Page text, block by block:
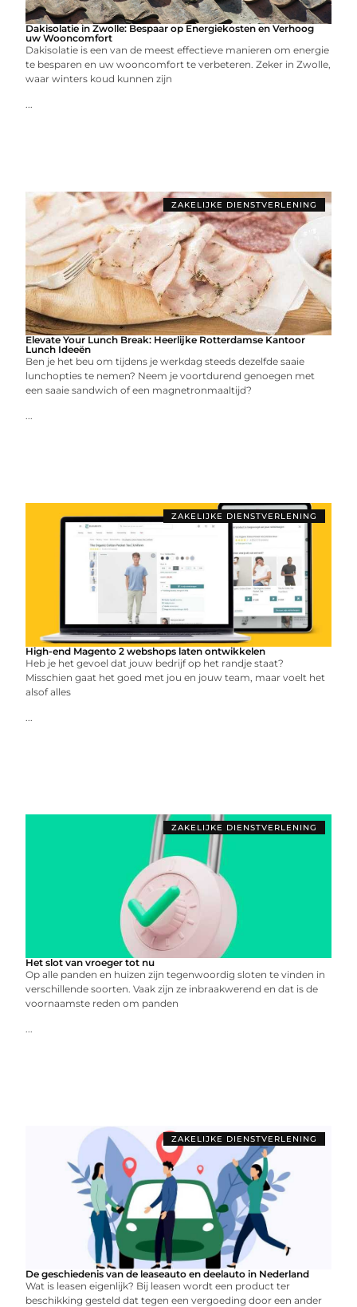
Dakisolatie in Zwolle: Bespaar op Energiekosten en Verhoog
uw Wooncomfort
Dakisolatie is een van de meest effectieve manieren om energie
te besparen en uw wooncomfort te verbeteren. Zeker in Zwolle,
waar winters koud kunnen zijn
...
ZAKELIJKE DIENSTVERLENING
Elevate Your Lunch Break: Heerlijke Rotterdamse Kantoor
Lunch Ideeën
Ben je het beu om tijdens je werkdag steeds dezelfde saaie
lunchopties te nemen? Neem je voortdurend genoegen met
een saaie sandwich of een magnetronmaaltijd?
...
ZAKELIJKE DIENSTVERLENING
High-end Magento 2 webshops laten ontwikkelen
Heb je het gevoel dat jouw bedrijf op het randje staat?
Misschien gaat het goed met jou en jouw team, maar voelt het
alsof alles
...
ZAKELIJKE DIENSTVERLENING
Het slot van vroeger tot nu
Op alle panden en huizen zijn tegenwoordig sloten te vinden in
verschillende soorten. Vaak zijn ze inbraakwerend en dat is de
voornaamste reden om panden
...
ZAKELIJKE DIENSTVERLENING
De geschiedenis van de leaseauto en deelauto in Nederland
Wat is leasen eigenlijk? Bij leasen wordt een product ter
beschikking gesteld dat tegen een vergoeding door een ander